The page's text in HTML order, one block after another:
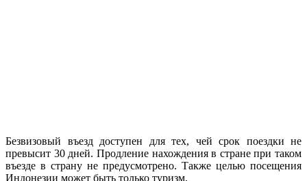
Безвизовый въезд доступен для тех, чей срок поездки не
превысит 30 дней. Продление нахождения в стране при таком
въезде в страну не предусмотрено. Также целью посещения
Индонезии может быть только туризм.